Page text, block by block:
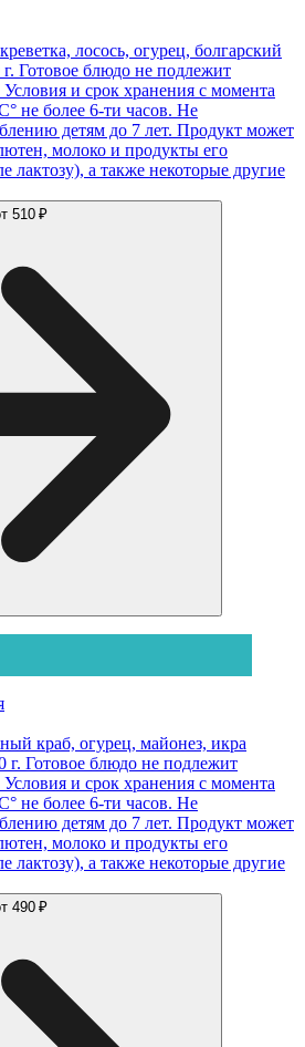
лосось, огурец, болгарский
Готовое блюдо не подлежит
и срок хранения с момента
не более 6-ти часов. Не
детям до 7 лет. Продукт может
молоко и продукты его
лактозу), а также некоторые другие
510 ₽
краб, огурец, майонез, икра
г. Готовое блюдо не подлежит
и срок хранения с момента
не более 6-ти часов. Не
детям до 7 лет. Продукт может
молоко и продукты его
лактозу), а также некоторые другие
490 ₽